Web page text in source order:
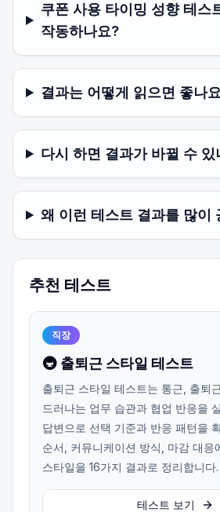
쿠폰 사용 타이밍 성향 테스
작동하나요?
결과는 어떻게 읽으면 좋나
다시 하면 결과가 바뀔 수 있
왜 이런 테스트 결과를 많이
추천 테스트
직장
🚇 출퇴근 스타일 테스트
출퇴근 스타일 테스트는 통근, 출퇴
드러나는 업무 습관과 협업 반응을
답변으로 선택 기준과 반응 패턴을
순서, 커뮤니케이션 방식, 마감 대응
스타일을 16가지 결과로 정리합니다.
테스트 보기